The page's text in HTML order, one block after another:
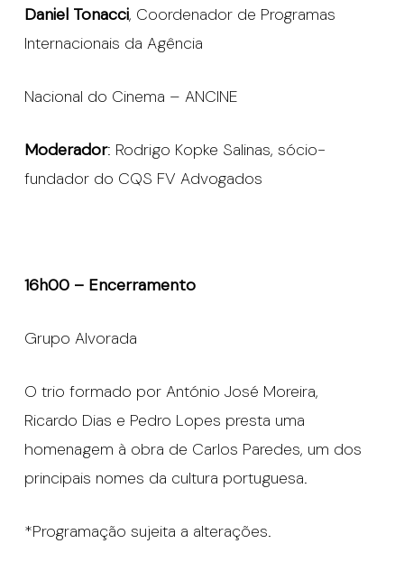
Daniel Tonacci, Coordenador de Programas
Internacionais da Agência
Nacional do Cinema – ANCINE
Moderador: Rodrigo Kopke Salinas, sócio-
fundador do CQS FV Advogados
16h00 – Encerramento
Grupo Alvorada
O trio formado por António José Moreira,
Ricardo Dias e Pedro Lopes presta uma
homenagem à obra de Carlos Paredes, um dos
principais nomes da cultura portuguesa.
*Programação sujeita a alterações.